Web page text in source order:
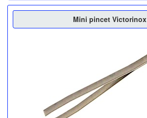
Mini pincet Victorinox